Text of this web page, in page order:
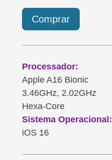
Comprar
Processador:
Apple A16 Bionic
3.46GHz, 2.02GHz
Hexa-Core
Sistema Operacional:
iOS 16